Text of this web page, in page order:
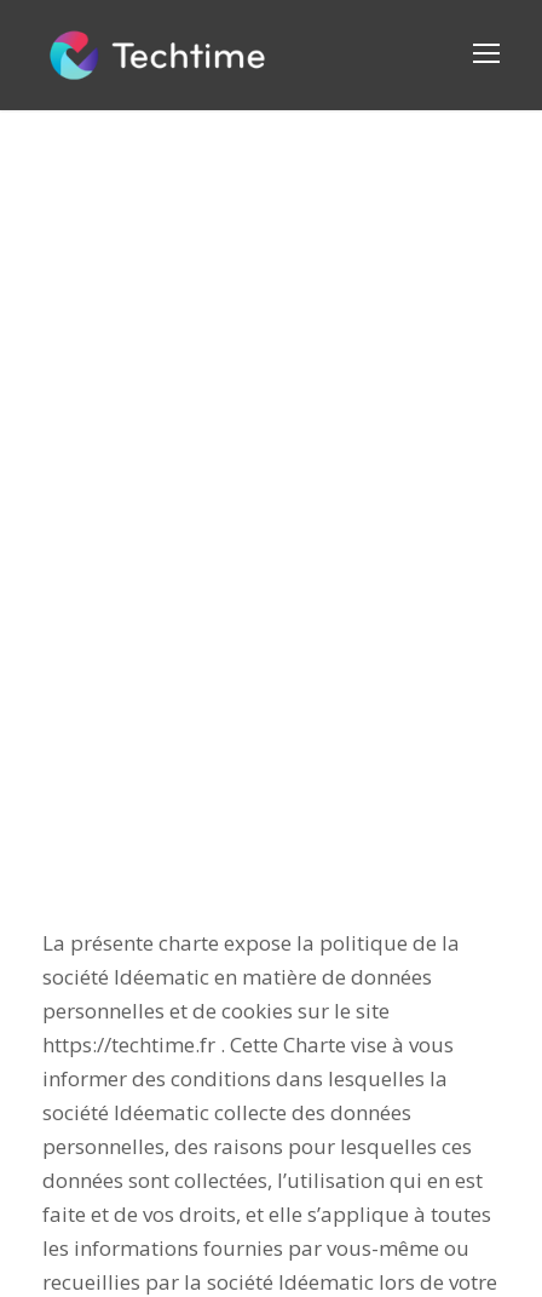
La présente charte expose la politique de la
société Idéematic en matière de données
personnelles et de cookies sur le site
https://techtime.fr . Cette Charte vise à vous
informer des conditions dans lesquelles la
société Idéematic collecte des données
personnelles, des raisons pour lesquelles ces
données sont collectées, l’utilisation qui en est
faite et de vos droits, et elle s’applique à toutes
les informations fournies par vous-même ou
recueillies par la société Idéematic lors de votre